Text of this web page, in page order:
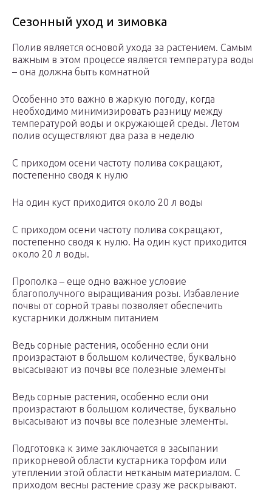
Сезонный уход и зимовка
Полив является основой ухода за растением. Самым
важным в этом процессе является температура воды
– она должна быть комнатной
Особенно это важно в жаркую погоду, когда
необходимо минимизировать разницу между
температурой воды и окружающей среды. Летом
полив осуществляют два раза в неделю
С приходом осени частоту полива сокращают,
постепенно сводя к нулю
На один куст приходится около 20 л воды
С приходом осени частоту полива сокращают,
постепенно сводя к нулю. На один куст приходится
около 20 л воды.
Прополка – еще одно важное условие
благополучного выращивания розы. Избавление
почвы от сорной травы позволяет обеспечить
кустарники должным питанием
Ведь сорные растения, особенно если они
произрастают в большом количестве, буквально
высасывают из почвы все полезные элементы
Ведь сорные растения, особенно если они
произрастают в большом количестве, буквально
высасывают из почвы все полезные элементы.
Подготовка к зиме заключается в засыпании
прикорневой области кустарника торфом или
утеплении этой области нетканым материалом. С
приходом весны растение сразу же раскрывают.